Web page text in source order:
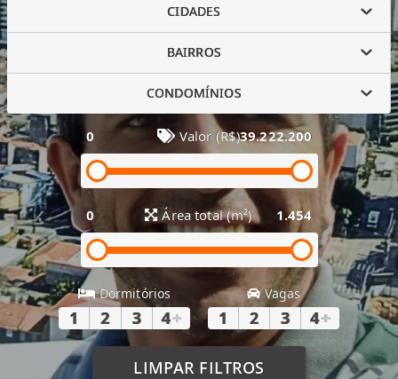
CIDADES
BAIRROS
CONDOMÍNIOS
0 Valor (R$)39.222.200
0 Área total (m²) 1.454
Dormitórios
1 2 3 4+
Vagas
1 2 3 4+
LIMPAR FILTROS